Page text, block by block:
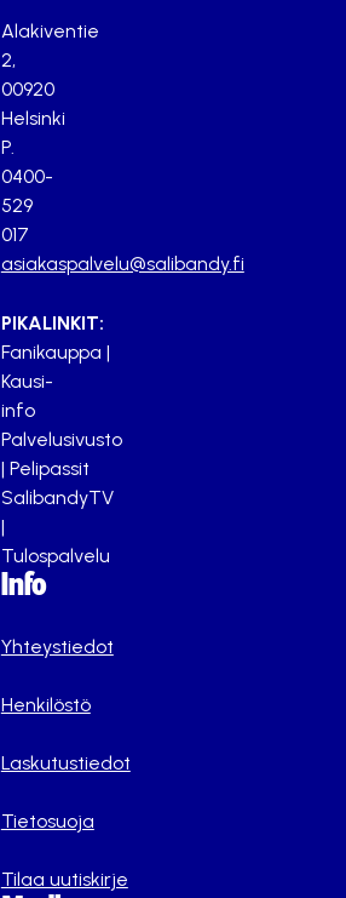
Alakiventie
2,
00920
Helsinki
P.
0400-
529
017
asiakaspalvelu@salibandy.fi
PIKALINKIT:
Fanikauppa |
Kausi-
info
Palvelusivusto
| Pelipassit
SalibandyTV
|
Tulospalvelu
Info
Yhteystiedot
Henkilöstö
Laskutustiedot
Tietosuoja
Tilaa uutiskirje